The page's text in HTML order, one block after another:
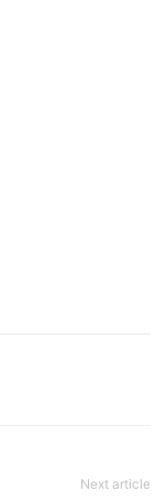
Next article